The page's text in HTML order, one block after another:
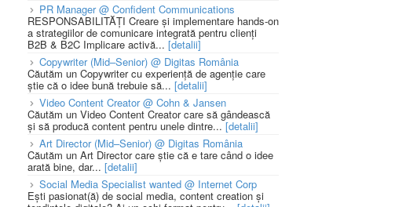
PR Manager @ Confident Communications
RESPONSABILITĂȚI Creare și implementare hands-on
a strategiilor de comunicare integrată pentru clienți
B2B & B2C Implicare activă... [detalii]
Copywriter (Mid–Senior) @ Digitas România
Căutăm un Copywriter cu experiență de agenție care
știe că o idee bună trebuie să... [detalii]
Video Content Creator @ Cohn & Jansen
Căutăm un Video Content Creator care să gândească
și să producă content pentru unele dintre... [detalii]
Art Director (Mid–Senior) @ Digitas România
Căutăm un Art Director care știe că e tare când o idee
arată bine, dar... [detalii]
Social Media Specialist wanted @ Internet Corp
Ești pasionat(ă) de social media, content creation și